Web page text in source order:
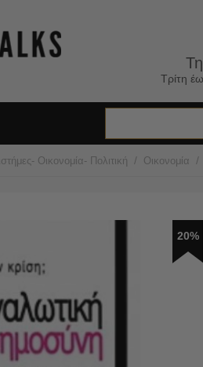
Τρίτη
Οικονομία- Πολιτική / Οικονομία /
20%